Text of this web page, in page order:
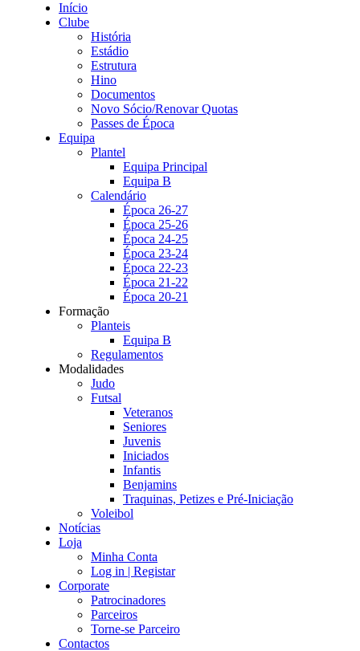
Início
Clube
História
Estádio
Estrutura
Hino
Documentos
Novo Sócio/Renovar Quotas
Passes de Época
Equipa
Plantel
Equipa Principal
Equipa B
Calendário
Época 26-27
Época 25-26
Época 24-25
Época 23-24
Época 22-23
Época 21-22
Época 20-21
Formação
Planteis
Equipa B
Regulamentos
Modalidades
Judo
Futsal
Veteranos
Seniores
Juvenis
Iniciados
Infantis
Benjamins
Traquinas, Petizes e Pré-Iniciação
Voleibol
Notícias
Loja
Minha Conta
Log in | Registar
Corporate
Patrocinadores
Parceiros
Torne-se Parceiro
Contactos